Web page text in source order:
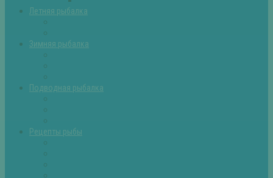
Летняя рыбалка
Зимняя рыбалка
Подводная рыбалка
Рецепты рыбы